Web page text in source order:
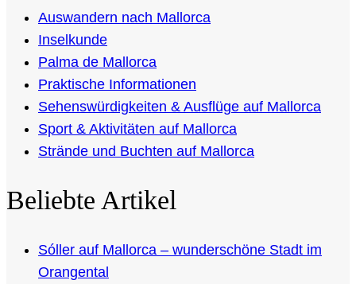
Auswandern nach Mallorca
Inselkunde
Palma de Mallorca
Praktische Informationen
Sehenswürdigkeiten & Ausflüge auf Mallorca
Sport & Aktivitäten auf Mallorca
Strände und Buchten auf Mallorca
Beliebte Artikel
Sóller auf Mallorca – wunderschöne Stadt im
Orangental